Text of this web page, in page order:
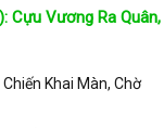
Cựu Vương Ra Quân,
Khai Màn, Chờ